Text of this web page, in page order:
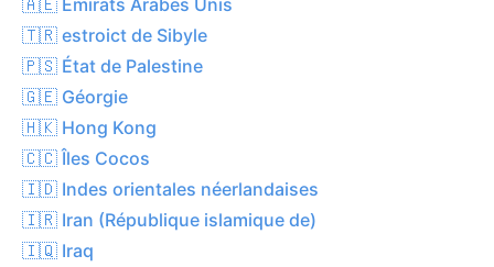
🇹🇷 estroict de Sibyle
🇵🇸 État de Palestine
🇬🇪 Géorgie
🇭🇰 Hong Kong
🇨🇨 Îles Cocos
🇮🇩 Indes orientales néerlandaises
🇮🇷 Iran (République islamique de)
🇮🇶 Iraq